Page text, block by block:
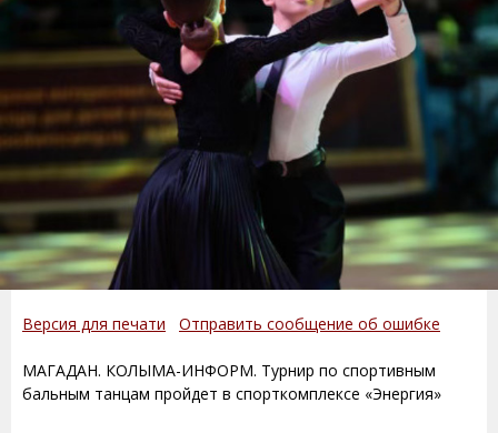
Версия для печати Отправить сообщение об ошибке
МАГАДАН. КОЛЫМА-ИНФОРМ. Турнир по спортивным
бальным танцам пройдет в спорткомплексе «Энергия»